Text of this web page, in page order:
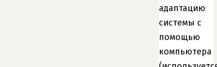
адаптацию
системы с
помощью
компьютера